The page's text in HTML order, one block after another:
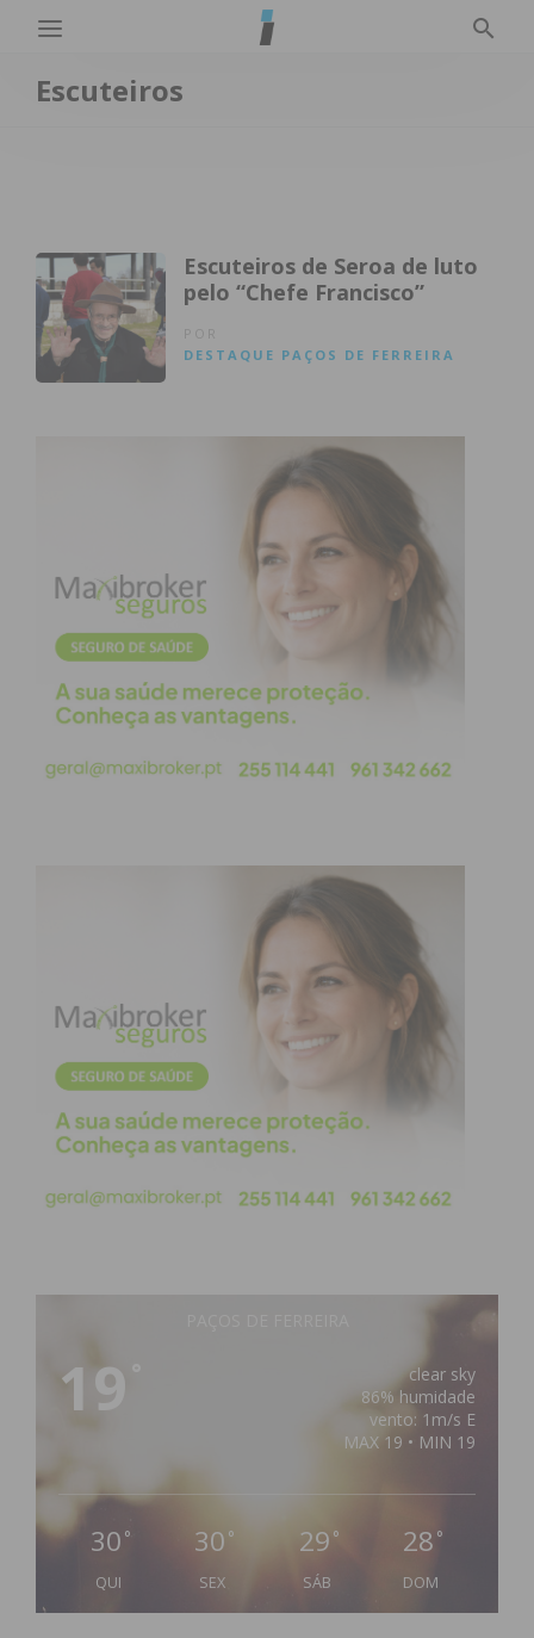
Escuteiros
Escuteiros de Seroa de luto
pelo “Chefe Francisco”
DESTAQUE PAÇOS DE FERREIRA
19
clear sky
86% humidade
vento: 1m/s E
MAX 19 • MIN 19
30 °
QUI
30 °
SEX
29 °
SÁB
28 °
DOM